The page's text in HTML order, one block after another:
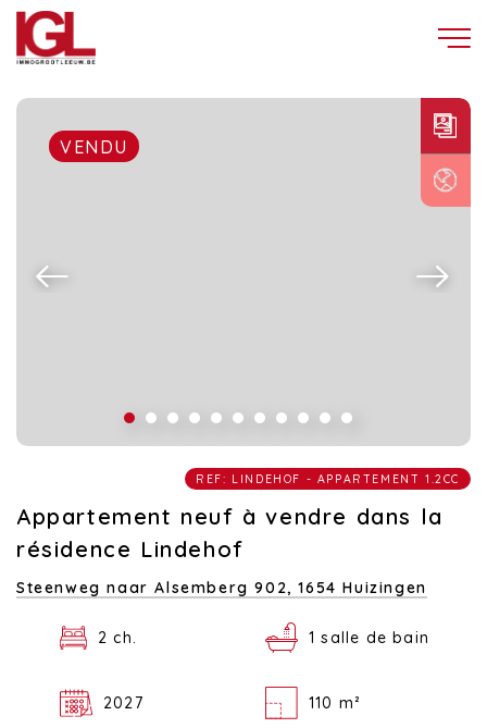
VENDU
REF: LINDEHOF - APPARTEMENT 1.2CC
Appartement neuf à vendre dans la
résidence Lindehof
Steenweg naar Alsemberg 902,1654 Huizingen
2 ch. 1 salle de bain
2027 110 m²